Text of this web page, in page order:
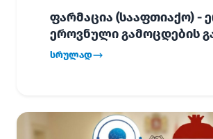
ფარმაცია (სააფთიაქო) -
ეროვნული გამოცდების
სრულად